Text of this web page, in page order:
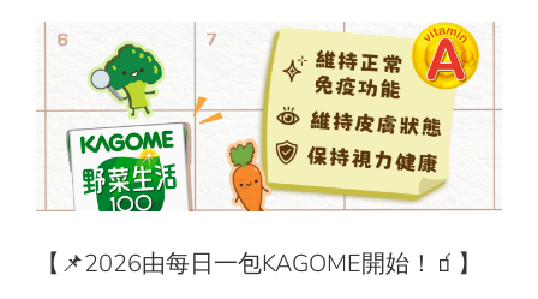
News
About Us
Contact Us
中 EN
【📌2026由每日一包KAGOME開始！🧃】